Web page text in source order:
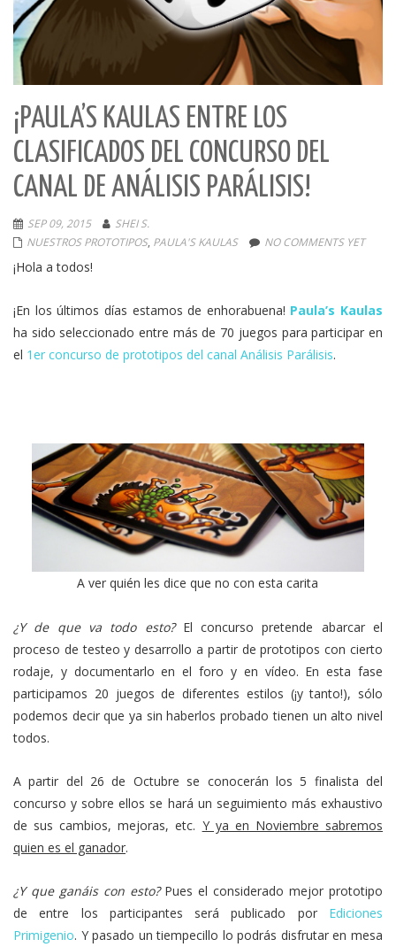
¡PAULA’S KAULAS ENTRE LOS
CLASIFICADOS DEL CONCURSO DEL
CANAL DE ANÁLISIS PARÁLISIS!
SEP 09, 2015
SHEI S.
NUESTROS PROTOTIPOS, PAULA'S KAULAS NO COMMENTS YET
¡Hola a todos!
¡En los últimos días estamos de enhorabuena! Paula’s Kaulas
ha sido seleccionado entre más de 70 juegos para participar en
el 1er concurso de prototipos del canal Análisis Parálisis.
A ver quién les dice que no con esta carita
¿Y de que va todo esto?El concurso pretende abarcar el
proceso de testeo y desarrollo a partir de prototipos con cierto
rodaje, y documentarlo en el foro y en vídeo. En esta fase
participamos 20 juegos de diferentes estilos (¡y tanto!), sólo
podemos decir que ya sin haberlos probado tienen un alto nivel
todos.
A partir del 26 de Octubre se conocerán los 5 finalista del
concurso y sobre ellos se hará un seguimiento más exhaustivo
de sus cambios, mejoras, etc. Y ya en Noviembre sabremos
quien es el ganador.
¿Y que ganáis con esto?Pues el considerado mejor prototipo
de entre los participantes será publicado porEdiciones
Primigenio. Y pasado un tiempecillo lo podrás disfrutar en mesa